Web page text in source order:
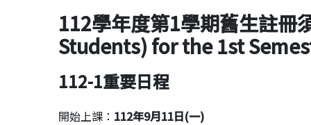
112學年度第1學期舊生註冊
Students) for the 1st
112-1重要日程
開始上課： 112年9月11日(一)